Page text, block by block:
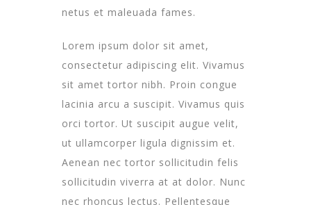
netus et maleuada fames.
Lorem ipsum dolor sit amet,
consectetur adipiscing elit. Vivamus
sit amet tortor nibh. Proin congue
lacinia arcu a suscipit. Vivamus quis
orci tortor. Ut suscipit augue velit,
ut ullamcorper ligula dignissim et.
Aenean nec tortor sollicitudin felis
sollicitudin viverra at at dolor. Nunc
nec rhoncus lectus. Pellentesque